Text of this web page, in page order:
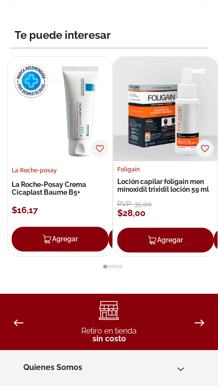
Te puede interesar
La Roche-posay
La Roche-Posay Crema
Cicaplast Baume B5+
$16,17
Agregar Agregar
Foligain
Loción capilar foligain men
minoxidil trixidil loción 59 ml
PVP:35,00
$28,00
Agregar
Retiro en tienda
sin costo
Quienes Somos